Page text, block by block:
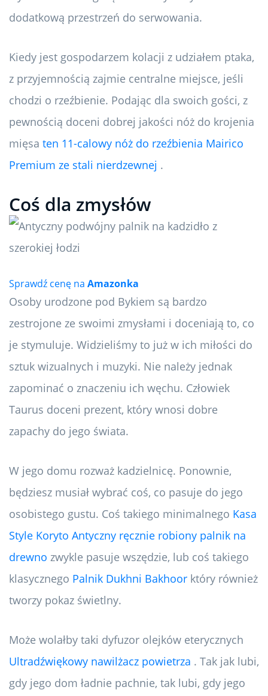
dodatkową przestrzeń do serwowania.
Kiedy jest gospodarzem kolacji z udziałem ptaka,
z przyjemnością zajmie centralne miejsce, jeśli
chodzi o rzeźbienie. Podając dla swoich gości, z
pewnością doceni dobrej jakości nóż do krojenia
mięsa ten 11-calowy nóż do rzeźbienia Mairico
Premium ze stali nierdzewnej .
Coś dla zmysłów
Sprawdź cenę na Amazonka
Osoby urodzone pod Bykiem są bardzo
zestrojone ze swoimi zmysłami i doceniają to, co
je stymuluje. Widzieliśmy to już w ich miłości do
sztuk wizualnych i muzyki. Nie należy jednak
zapominać o znaczeniu ich węchu. Człowiek
Taurus doceni prezent, który wnosi dobre
zapachy do jego świata.
W jego domu rozważ kadzielnicę. Ponownie,
będziesz musiał wybrać coś, co pasuje do jego
osobistego gustu. Coś takiego minimalnego Kasa
Style Koryto Antyczny ręcznie robiony palnik na
drewno zwykle pasuje wszędzie, lub coś takiego
klasycznego Palnik Dukhni Bakhoor który również
tworzy pokaz świetlny.
Może wolałby taki dyfuzor olejków eterycznych
Ultradźwiękowy nawilżacz powietrza . Tak jak lubi,
gdy jego dom ładnie pachnie, tak lubi, gdy jego